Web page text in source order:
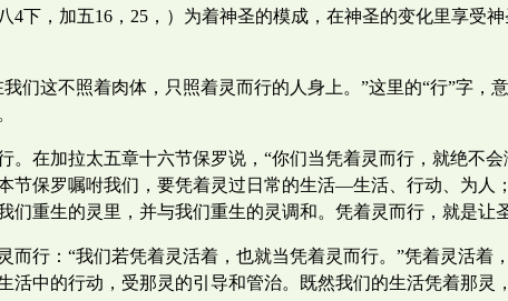
下，加五16，25，）为着神圣的模成，在神圣的变化里享受
们这不照着肉体，只照着灵而行的人身上。”这里的“行”字，
。在加拉太五章十六节保罗说，“你们当凭着灵而行，就绝不
节保罗嘱咐我们，要凭着灵过日常的生活—生活、行动、为人
们重生的灵里，并与我们重生的灵调和。凭着灵而行，就是让
行：“我们若凭着灵活着，也就当凭着灵而行。”凭着灵活着
活中的行动，受那灵的引导和管治。既然我们的生活凭着那灵